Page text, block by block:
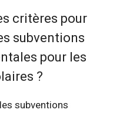
critères pour
subventions
pour les
?
subventions